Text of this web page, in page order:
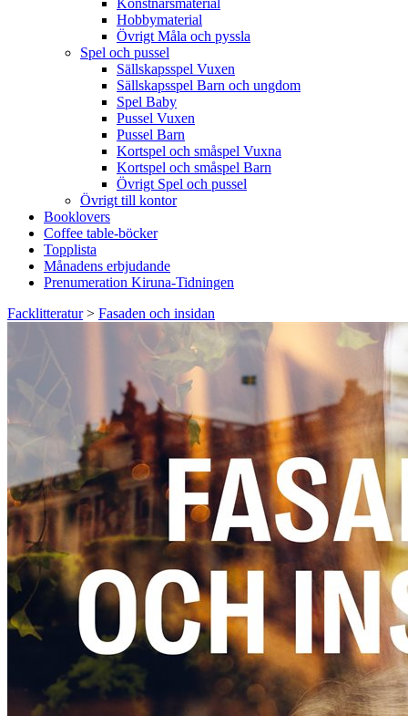
Konstnärsmaterial
Hobbymaterial
Övrigt Måla och pyssla
Spel och pussel
Sällskapsspel Vuxen
Sällskapsspel Barn och ungdom
Spel Baby
Pussel Vuxen
Pussel Barn
Kortspel och småspel Vuxna
Kortspel och småspel Barn
Övrigt Spel och pussel
Övrigt till kontor
Booklovers
Coffee table-böcker
Topplista
Månadens erbjudande
Prenumeration Kiruna-Tidningen
Facklitteratur> Fasaden och insidan